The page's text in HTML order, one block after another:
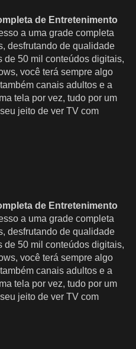
de Entretenimento
a uma grade completa
desfrutando de qualidade
de 50 mil conteúdos digitais,
você terá sempre algo
canais adultos e a
tela por vez, tudo por um
jeito de ver TV com
de Entretenimento
a uma grade completa
desfrutando de qualidade
de 50 mil conteúdos digitais,
você terá sempre algo
canais adultos e a
tela por vez, tudo por um
jeito de ver TV com